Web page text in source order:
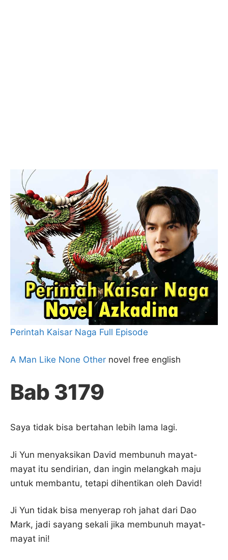
Perintah Kaisar Naga Full Episode
A Man Like None Other novel free english
Bab 3179
Saya tidak bisa bertahan lebih lama lagi.
Ji Yun menyaksikan David membunuh mayat-
mayat itu sendirian, dan ingin melangkah maju
untuk membantu, tetapi dihentikan oleh David!
Ji Yun tidak bisa menyerap roh jahat dari Dao
Mark, jadi sayang sekali jika membunuh mayat-
mayat ini!